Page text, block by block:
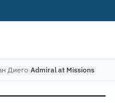
Диего›Admiral at Missions